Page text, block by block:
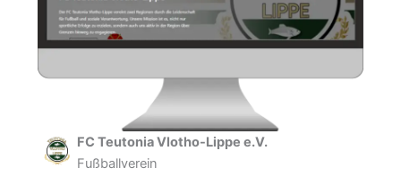
FC Teutonia Vlotho-Lippe e.V.
Fußballverein